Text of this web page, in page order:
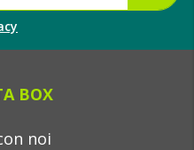
BOX
noi